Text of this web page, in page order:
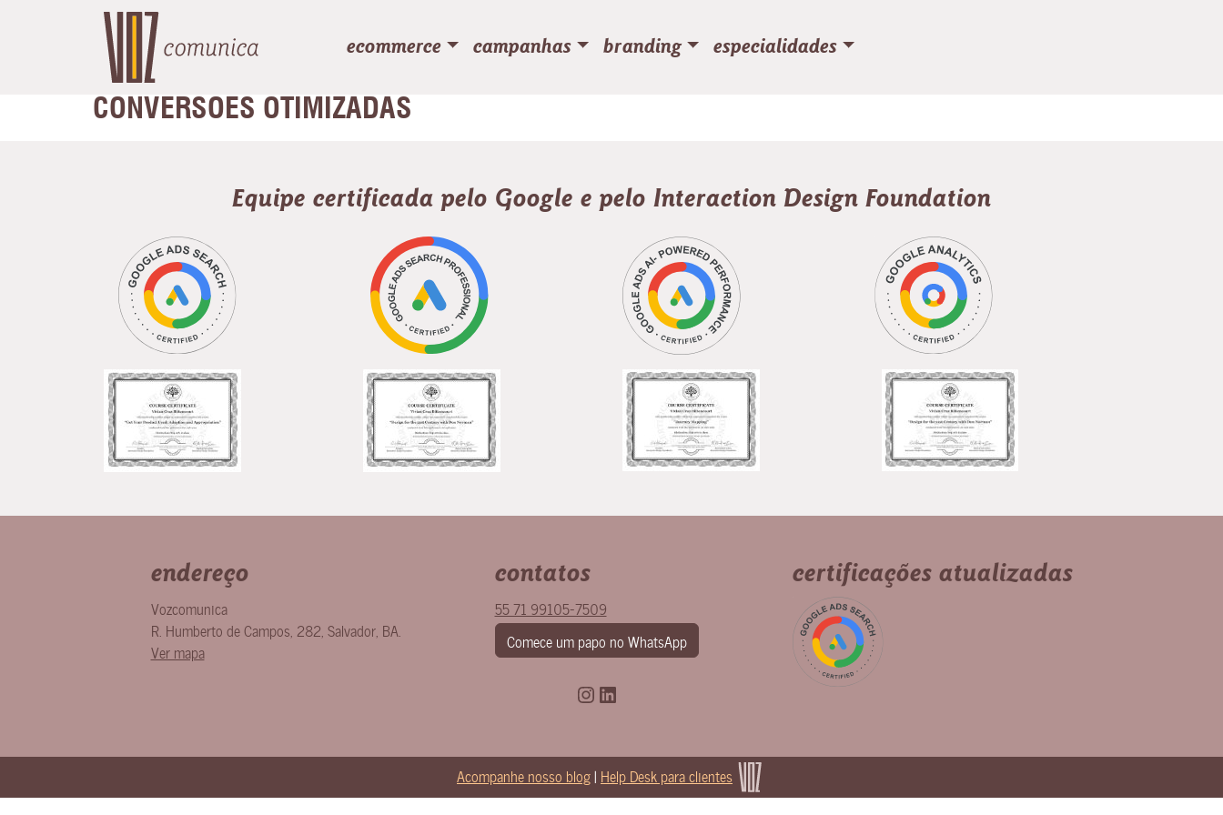
ecommerce campanhas branding especialidades
CONVERSÕES OTIMIZADAS
Equipe certificada pelo Google e pelo Interaction Design Foundation
endereço
Vozcomunica
R. Humberto de Campos, 282 Salvador, BA
Ver mapa
contatos
55 71 99105-7509
Comece um papo no WhatsApp
Instagram
LinkedIn
certificações atualizadas
Acompanhe nosso blog| Help Desk para clientes